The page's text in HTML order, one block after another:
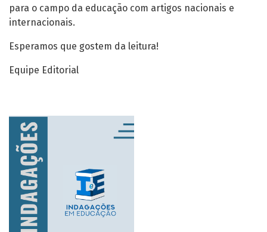
para o campo da educação com artigos nacionais e
internacionais.
Esperamos que gostem da leitura!
Equipe Editorial